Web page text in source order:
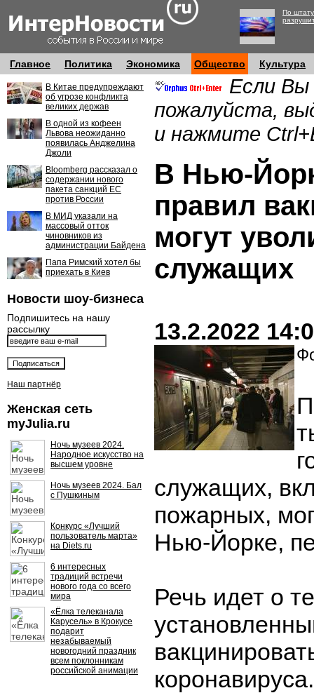
По
Главное Политика Экономика Общество Культура
В Китае предупреждают
об угрозе конфликта
великих держав
В одной из кофеен
Львова неожиданно
появилась Анджелина
Джоли
Bloomberg рассказал о
содержании нового
пакета санкций ЕС
против России
В МИД указали на
массовый отток
чиновников из
администрации Байдена
Папа Римский хотел бы
приехать в Киев
Новости шоу-бизнеса
Подпишитесь на нашу
рассылку
Наш партнёр
Женская сеть
myJulia.ru
Ночь музеев 2024.
Народное искусство на
высшем уровне
Ночь музеев 2024. Бал
с Пушкиным
Конкурс «Лучший
пользователь марта»
на Diets.ru
6 интересных
традиций встречи
нового года со всего
мира
«Ёлка телеканала
Карусель» в Крокусе
подарит
незабываемый
новогодний праздник
всем поклонникам
российской анимации
Если Вы
пожалуйста,
и нажмите
В Нью-
правил
могут
служащих
13.2.2022
служащих,
пожарных,
Нью-Йорке,
Речь идет о
коронавируса.